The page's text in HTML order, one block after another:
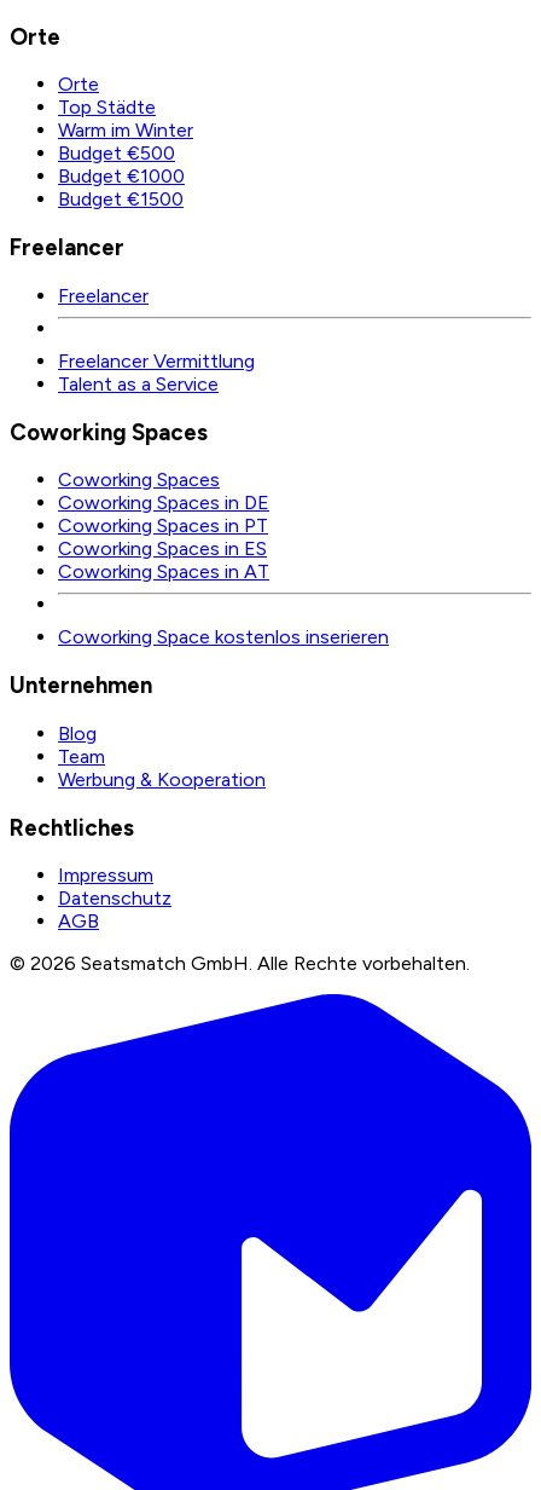
Orte
Orte
Top Städte
Warm im Winter
Budget €500
Budget €1000
Budget €1500
Freelancer
Freelancer
Freelancer Vermittlung
Talent as a Service
Coworking Spaces
Coworking Spaces
Coworking Spaces in DE
Coworking Spaces in PT
Coworking Spaces in ES
Coworking Spaces in AT
Coworking Space kostenlos inserieren
Unternehmen
Blog
Team
Werbung & Kooperation
Rechtliches
Impressum
Datenschutz
AGB
© 2026 Seatsmatch GmbH. Alle Rechte vorbehalten.